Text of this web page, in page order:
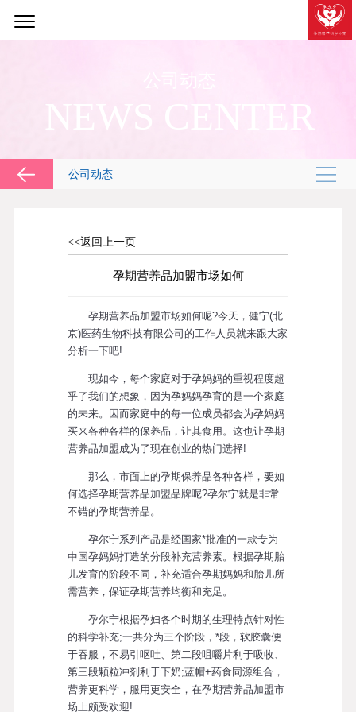
公司动态
NEWS CENTER
公司动态
<<返回上一页
孕期营养品加盟市场如何
孕期营养品加盟市场如何呢?今天，健宁(北
京)医药生物科技有限公司的工作人员就来跟大家
分析一下吧!
现如今，每个家庭对于孕妈妈的重视程度超
乎了我们的想象，因为孕妈妈孕育的是一个家庭
的未来。因而家庭中的每一位成员都会为孕妈妈
买来各种各样的保养品，让其食用。这也让孕期
营养品加盟成为了现在创业的热门选择!
那么，市面上的孕期保养品各种各样，要如
何选择孕期营养品加盟品牌呢?孕尔宁就是非常
不错的孕期营养品。
孕尔宁系列产品是经国家*批准的一款专为
中国孕妈妈打造的分段补充营养素。根据孕期胎
儿发育的阶段不同，补充适合孕期妈妈和胎儿所
需营养，保证孕期营养均衡和充足。
孕尔宁根据孕妇各个时期的生理特点针对性
的科学补充;一共分为三个阶段，*段，软胶囊便
于吞服，不易引呕吐、第二段咀嚼片利于吸收、
第三段颗粒冲剂利于下奶;蓝帽+药食同源组合，
营养更科学，服用更安全，在孕期营养品加盟市
场上颇受欢迎!